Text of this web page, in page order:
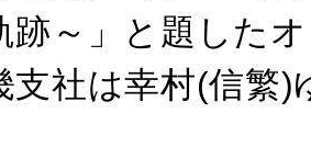
跡～」と題した
支社は幸村(信